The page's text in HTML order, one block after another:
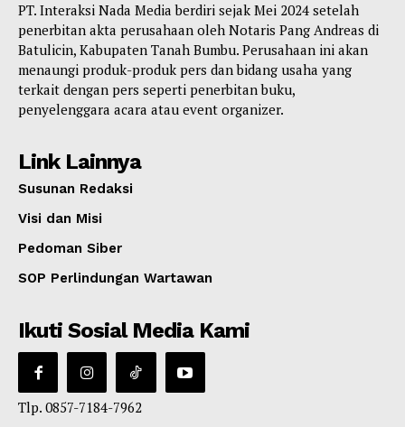
PT. Interaksi Nada Media berdiri sejak Mei 2024 setelah
penerbitan akta perusahaan oleh Notaris Pang Andreas di
Batulicin, Kabupaten Tanah Bumbu. Perusahaan ini akan
menaungi produk-produk pers dan bidang usaha yang
terkait dengan pers seperti penerbitan buku,
penyelenggara acara atau event organizer.
Link Lainnya
Susunan Redaksi
Visi dan Misi
Pedoman Siber
SOP Perlindungan Wartawan
Ikuti Sosial Media Kami
Tlp. 0857-7184-7962